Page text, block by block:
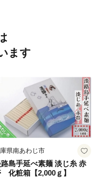
ます
県南あわじ市
島手延べ素麺 淡じ糸 赤
化粧箱【2,000ｇ】